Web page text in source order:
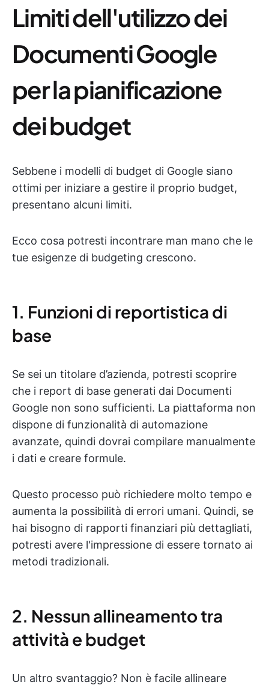
Limiti dell'utilizzo dei
Documenti Google
per la pianificazione
dei budget
Sebbene i modelli di budget di Google siano
ottimi per iniziare a gestire il proprio budget,
presentano alcuni limiti.
Ecco cosa potresti incontrare man mano che le
tue esigenze di budgeting crescono.
1. Funzioni di reportistica di
base
Se sei un titolare d’azienda, potresti scoprire
che i report di base generati dai Documenti
Google non sono sufficienti. La piattaforma non
dispone di funzionalità di automazione
avanzate, quindi dovrai compilare manualmente
i dati e creare formule.
Questo processo può richiedere molto tempo e
aumenta la possibilità di errori umani. Quindi, se
hai bisogno di rapporti finanziari più dettagliati,
potresti avere l'impressione di essere tornato ai
metodi tradizionali.
2. Nessun allineamento tra
attività e budget
Un altro svantaggio? Non è facile allineare